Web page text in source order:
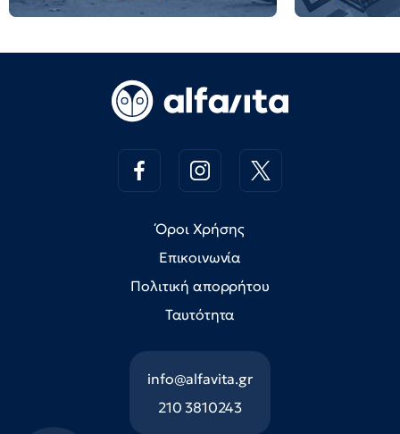
Όροι Χρήσης
Επικοινωνία
Πολιτική απορρήτου
Ταυτότητα
info@alfavita.gr
210 3810243